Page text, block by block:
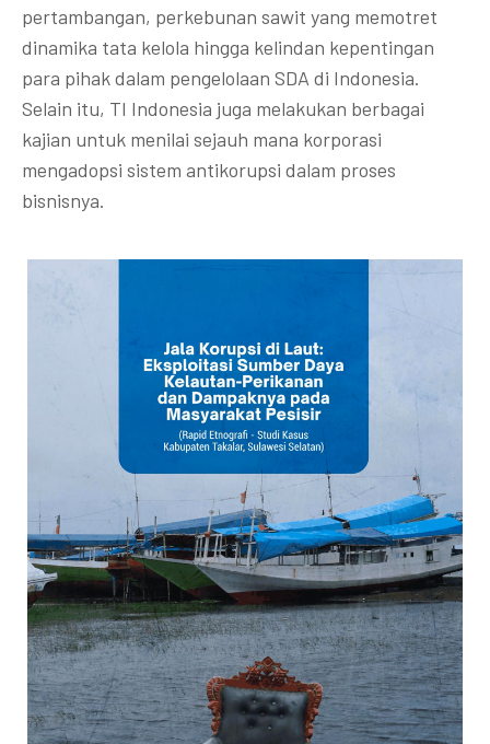
pertambangan, perkebunan sawit yang memotret
dinamika tata kelola hingga kelindan kepentingan
para pihak dalam pengelolaan SDA di Indonesia.
Selain itu, TI Indonesia juga melakukan berbagai
kajian untuk menilai sejauh mana korporasi
mengadopsi sistem antikorupsi dalam proses
bisnisnya.